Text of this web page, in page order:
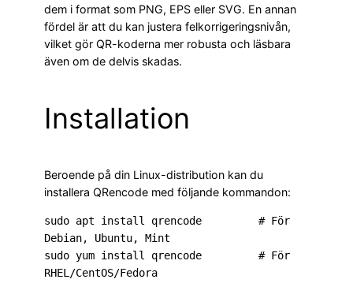
dem i format som PNG, EPS eller SVG. En annan
fördel är att du kan justera felkorrigeringsnivån,
vilket gör QR-koderna mer robusta och läsbara
även om de delvis skadas.
Installation
Beroende på din Linux-distribution kan du
installera QRencode med följande kommandon:
sudo apt install qrencode         # För
Debian, Ubuntu, Mint
sudo yum install qrencode         # För
RHEL/CentOS/Fedora